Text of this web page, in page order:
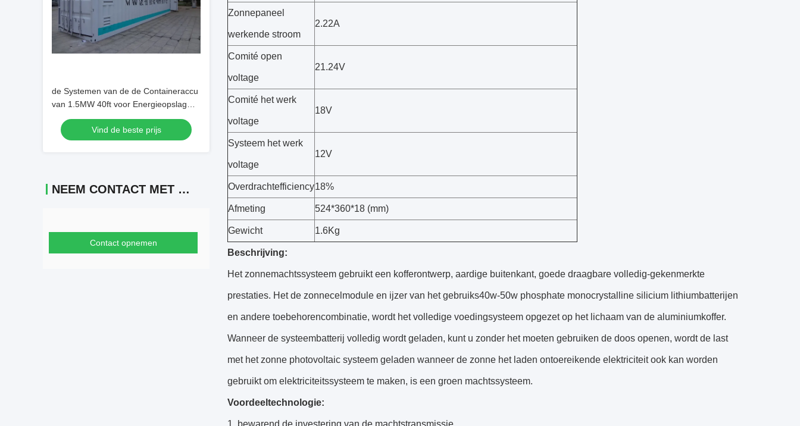
de Systemen van de de Containeraccu
van 1.5MW 40ft voor Energieopslag
Sation, UPS
Vind de beste prijs
NEEM CONTACT MET ONS OP
Contact opnemen
Zonnepaneel
werkende stroom
2.22A
Comité open
voltage
21.24V
Comité het werk
voltage
18V
Systeem het werk
voltage
12V
Overdrachtefficiency18%
Afmeting 524*360*18 (mm)
Gewicht 1.6Kg
Beschrijving:
Het zonnemachtssysteem gebruikt een kofferontwerp, aardige buitenkant, goede draagbare volledig-gekenmerkte
prestaties. Het de zonnecelmodule en ijzer van het gebruiks40w-50w phosphate monocrystalline silicium lithiumbatterijen
en andere toebehorencombinatie, wordt het volledige voedingsysteem opgezet op het lichaam van de aluminiumkoffer.
Wanneer de systeembatterij volledig wordt geladen, kunt u zonder het moeten gebruiken de doos openen, wordt de last
met het zonne photovoltaic systeem geladen wanneer de zonne het laden ontoereikende elektriciteit ook kan worden
gebruikt om elektriciteitssysteem te maken, is een groen machtssysteem.
Voordeeltechnologie:
1, bewarend de investering van de machtstransmissie